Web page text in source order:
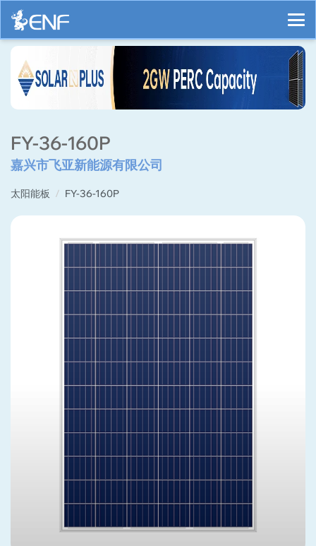
FY-36-160P
嘉兴市飞亚新能源有限公司
太阳能板 FY-36-160P